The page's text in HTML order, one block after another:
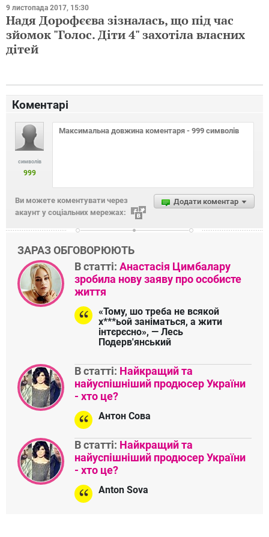
9 листопада 2017, 15:30
Надя Дорофєєва зізналась, що під час
зйомок "Голос. Діти 4" захотіла власних
дітей
Коментарі
символів
999
Додати коментар
Ви можете коментувати через
акаунт у соціальних мережах:
ЗАРАЗ ОБГОВОРЮЮТЬ
В статті: Анастасія Цимбалару
зробила нову заяву про особисте
життя
«Тому, шо треба не всякой
х***ьой заніматься, а жити
інтєрєсно», — Лесь
Подерв'янський
В статті: Найкращий та
найуспішніший продюсер України
- хто це?
Антон Сова
В статті: Найкращий та
найуспішніший продюсер України
- хто це?
Anton Sova